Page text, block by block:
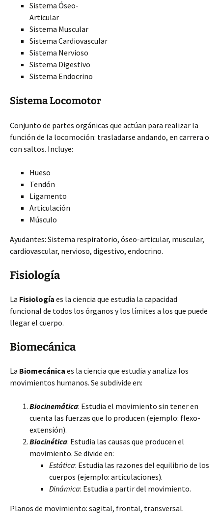
Sistema Óseo-
Articular
Sistema Muscular
Sistema Cardiovascular
Sistema Nervioso
Sistema Digestivo
Sistema Endocrino
Sistema Locomotor
Conjunto de partes orgánicas que actúan para realizar la
función de la locomoción: trasladarse andando, en carrera o
con saltos. Incluye:
Hueso
Tendón
Ligamento
Articulación
Músculo
Ayudantes: Sistema respiratorio, óseo-articular, muscular,
cardiovascular, nervioso, digestivo, endocrino.
Fisiología
La Fisiología es la ciencia que estudia la capacidad
funcional de todos los órganos y los límites a los que puede
llegar el cuerpo.
Biomecánica
La Biomecánica es la ciencia que estudia y analiza los
movimientos humanos. Se subdivide en:
Biocinemática: Estudia el movimiento sin tener en
cuenta las fuerzas que lo producen (ejemplo: flexo-
extensión).
Biocinética: Estudia las causas que producen el
movimiento. Se divide en:
Estática: Estudia las razones del equilibrio de los
cuerpos (ejemplo: articulaciones).
Dinámica: Estudia a partir del movimiento.
Planos de movimiento: sagital, frontal, transversal.